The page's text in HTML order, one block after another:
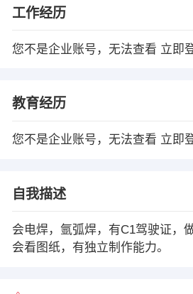
工作经历
您不是企业账号，无法查看 立即
教育经历
您不是企业账号，无法查看 立即
自我描述
会电焊，氩弧焊，有C1驾驶证，
会看图纸，有独立制作能力。